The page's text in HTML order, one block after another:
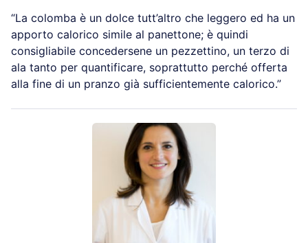
“La colomba è un dolce tutt’altro che leggero ed ha un
apporto calorico simile al panettone; è quindi
consigliabile concedersene un pezzettino, un terzo di
ala tanto per quantificare, soprattutto perché offerta
alla fine di un pranzo già sufficientemente calorico.”